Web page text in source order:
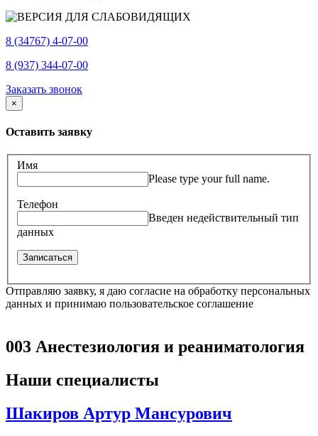
8 (34767) 4-07-00
8 (937) 344-07-00
Заказать звонок
×
Оставить заявку
Имя
Please type your full name.
Телефон
Введен недействительный тип
данных
Отправляю заявку, я даю согласие на обработку персональных
данных и принимаю пользовательское соглашение
003 Анестезиология и реаниматология
Наши специалисты
Шакиров Артур Мансурович